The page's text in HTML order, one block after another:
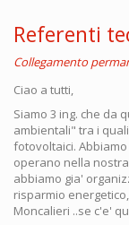
Referenti
Collegamento
Ciao a tutti,
Siamo 3 ing. che da
ambientali" tra i
fotovoltaici.
operano nella
abbiamo gia'
risparmio
Moncalieri ..se c'e'